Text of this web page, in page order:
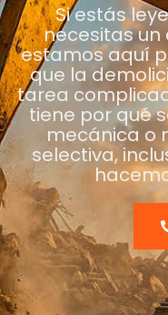
Si estás
necesitas
estamos aquí
que la
tarea
tiene por qué
mecánica o
selectiva,